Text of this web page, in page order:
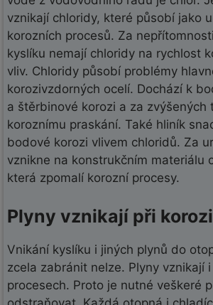
vznikají chloridy, které působí jako
korozních procesů. Za
kyslíku nemají chloridy na rychlost
vliv. Chloridy působí problémy
korozivzdorných ocelí. Dochází k
a štěrbinové korozi a za zvýšených
koroznímu praskání. Také hliník
bodové korozi vlivem chloridů. Za
vznikne na konstrukčním materiálu
která zpomalí korozní procesy.
Plyny vznikají při korozi
Vnikání kyslíku i jiných plynů do
zcela zabránit nelze. Plyny vznikají
procesech. Proto je nutné veškeré